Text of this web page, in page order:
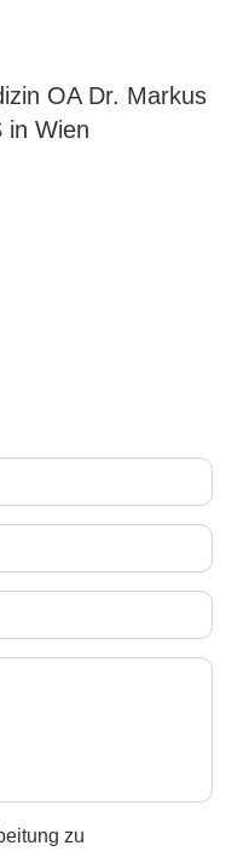
OA Dr. Markus
in Wien
zu